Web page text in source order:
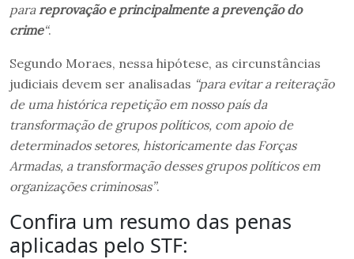
para reprovação e principalmente a prevenção do
crime“.
Segundo Moraes, nessa hipótese, as circunstâncias
judiciais devem ser analisadas “para evitar a reiteração
de uma histórica repetição em nosso país da
transformação de grupos políticos, com apoio de
determinados setores, historicamente das Forças
Armadas, a transformação desses grupos políticos em
organizações criminosas”.
Confira um resumo das penas
aplicadas pelo STF: